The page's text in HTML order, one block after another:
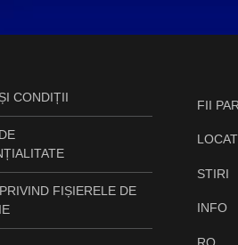
CONDIȚII
FIȘIERELE DE
FII
STIRI
INFO
RO